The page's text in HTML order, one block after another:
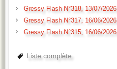
Gressy Flash N°318, 13/07/2026
Gressy Flash N°317, 16/06/2026
Gressy Flash N°315, 16/06/2026
Liste complète